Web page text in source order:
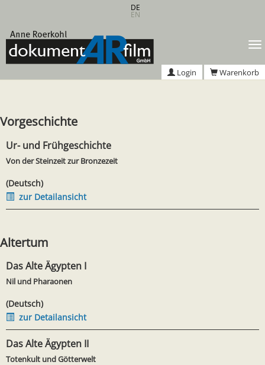
springen
DE
EN
Login Warenkorb
Vorgeschichte
Ur- und Frühgeschichte
Von der Steinzeit zur Bronzezeit
(Deutsch)
zur Detailansicht
Altertum
Das Alte Ägypten I
Nil und Pharaonen
(Deutsch)
zur Detailansicht
Das Alte Ägypten II
Totenkult und Götterwelt